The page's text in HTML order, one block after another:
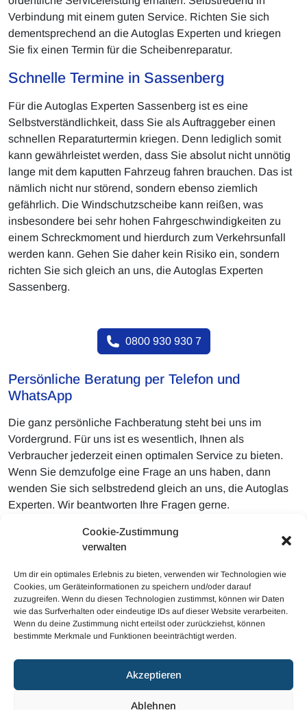
Cookie-Zustimmung
verwalten
Um dir ein optimales Erlebnis zu bieten, verwenden wir Technologien wie
Cookies, um Geräteinformationen zu speichern und/oder darauf
zuzugreifen. Wenn du diesen Technologien zustimmst, können wir Daten
wie das Surfverhalten oder eindeutige IDs auf dieser Website verarbeiten.
Wenn du deine Zustimmung nicht erteilst oder zurückziehst, können
bestimmte Merkmale und Funktionen beeinträchtigt werden.
Akzeptieren
Ablehnen
Verbindung mit einem guten Service. Richten Sie sich
dementsprechend an die Autoglas Experten und kriegen
Sie fix einen Termin für die Scheibenreparatur.
Schnelle Termine in Sassenberg
Für die Autoglas Experten Sassenberg ist es eine
Selbstverständlichkeit, dass Sie als Auftraggeber einen
schnellen Reparaturtermin kriegen. Denn lediglich somit
kann gewährleistet werden, dass Sie absolut nicht unnötig
lange mit dem kaputten Fahrzeug fahren brauchen. Das ist
nämlich nicht nur störend, sondern ebenso ziemlich
gefährlich. Die Windschutzscheibe kann reißen, was
insbesondere bei sehr hohen Fahrgeschwindigkeiten zu
einem Schreckmoment und hierdurch zum Verkehrsunfall
werden kann. Gehen Sie daher kein Risiko ein, sondern
richten Sie sich gleich an uns, die Autoglas Experten
Sassenberg.
0800 930 930 7
Persönliche Beratung per Telefon und
WhatsApp
Die ganz persönliche Fachberatung steht bei uns im
Vordergrund. Für uns ist es wesentlich, Ihnen als
Verbraucher jederzeit einen optimalen Service zu bieten.
Wenn Sie demzufolge eine Frage an uns haben, dann
wenden Sie sich selbstredend gleich an uns, die Autoglas
Experten. Wir beantworten Ihre Fragen gerne.
jeweiligen Schaden schicken, damit die Autoglas Experten
Ihnen gleich eine ganz persönliche Einschätzung hierzu
abgeben.
© 2023 Mobiler Autoglas